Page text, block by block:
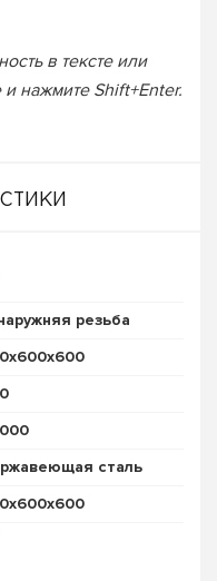
в тексте или
нажмите Shift+Enter.
резьба
сталь